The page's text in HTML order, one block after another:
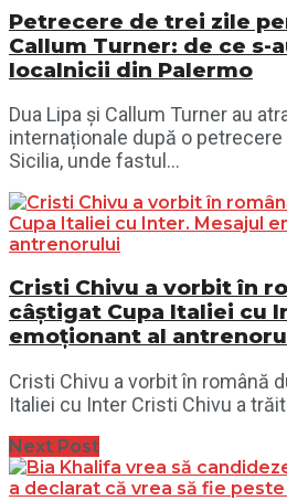
Petrecere de trei zile
Callum Turner: de ce s-
localnicii din Palermo
Dua Lipa și Callum Turner au
internaționale după o
Sicilia, unde fastul...
Cristi Chivu a vorbit în
câștigat Cupa Italiei cu
emoționant al
Cristi Chivu a vorbit în română
Italiei cu Inter Cristi Chivu a
Next Post